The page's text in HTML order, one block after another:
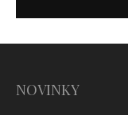
NOVINKY